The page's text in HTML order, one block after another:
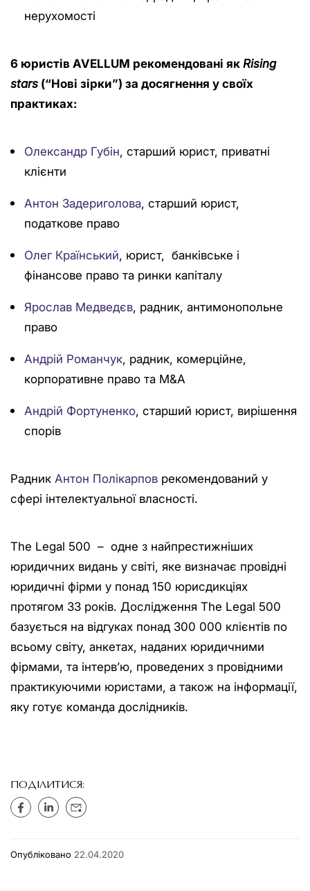
нерухомості
6 юристів AVELLUM рекомендовані як Rising
stars (“Нові зірки”) за досягнення у своїх
практиках:
Олександр Губін, старший юрист, приватні
клієнти
Антон Задериголова, старший юрист,
податкове право
Олег Країнський, юрист, банківське і
фінансове право та ринки капіталу
Ярослав Медведєв, радник, антимонопольне
право
Андрій Романчук, радник, комерційне,
корпоративне право та M&A
Андрій Фортуненко, старший юрист, вирішення
спорів
Радник Антон Полікарпов рекомендований у
сфері інтелектуальної власності.
The Legal 500 – одне з найпрестижніших
юридичних видань у світі, яке визначає провідні
юридичні фірми у понад 150 юрисдикціях
протягом 33 років. Дослідження The Legal 500
базується на відгуках понад 300 000 клієнтів по
всьому світу, анкетах, наданих юридичними
фірмами, та інтерв’ю, проведених з провідними
практикуючими юристами, а також на інформації,
яку готує команда дослідників.
ПОДІЛИТИСЯ:
Опубліковано 22.04.2020